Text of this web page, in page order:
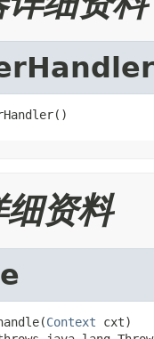
细资料
Context cxt)